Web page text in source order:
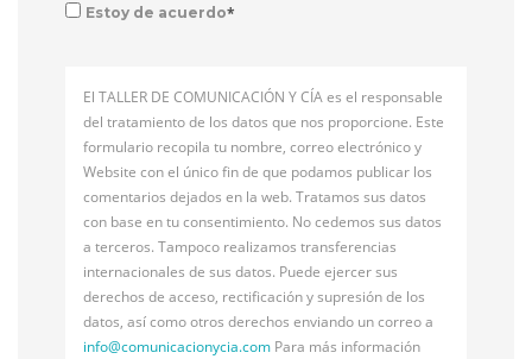
Estoy de acuerdo*
El TALLER DE COMUNICACIÓN Y CÍA es el responsable
del tratamiento de los datos que nos proporcione. Este
formulario recopila tu nombre, correo electrónico y
Website con el único fin de que podamos publicar los
comentarios dejados en la web. Tratamos sus datos
con base en tu consentimiento. No cedemos sus datos
a terceros. Tampoco realizamos transferencias
internacionales de sus datos. Puede ejercer sus
derechos de acceso, rectificación y supresión de los
datos, así como otros derechos enviando un correo a
info@comunicacionycia.com Para más información